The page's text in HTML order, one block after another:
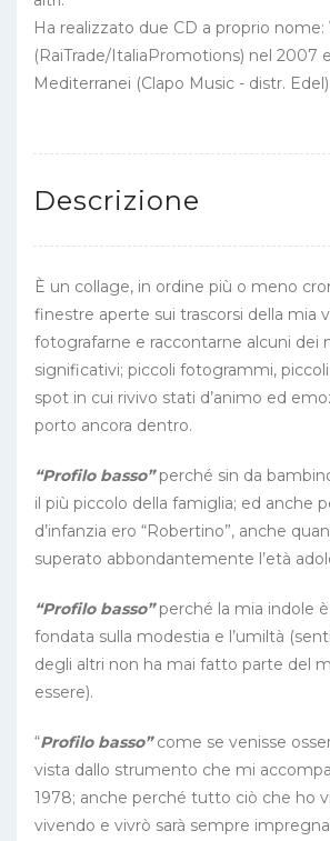
Ha realizzato due CD a proprio nome:
(RaiTrade/ItaliaPromotions) nel 2007
Mediterranei (Clapo Music - distr. Edel)
Descrizione
È un collage, in ordine più o meno
finestre aperte sui trascorsi della mia
fotografarne e raccontarne alcuni dei
significativi; piccoli fotogrammi,
spot in cui rivivo stati d’animo ed
porto ancora dentro.
“Profilo basso”perché sin da
il più piccolo della famiglia; ed anche
d’infanzia ero “Robertino”, anche
superato abbondantemente l’età
“Profilo basso”perché la mia indole
fondata sulla modestia e l’umiltà
degli altri non ha mai fatto parte del
essere).
“Profilo basso”come se venisse
vista dallo strumento che mi
1978; anche perché tutto ciò che ho
vivendo e vivrò sarà sempre